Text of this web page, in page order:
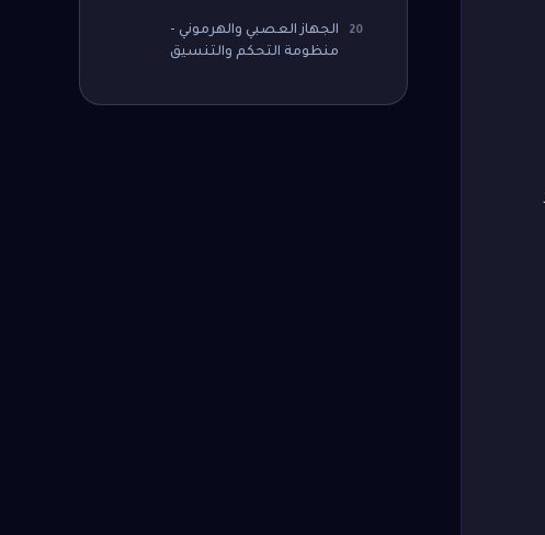
20
الجهاز العصبي والهرموني -
منظومة التحكم والتنسيق